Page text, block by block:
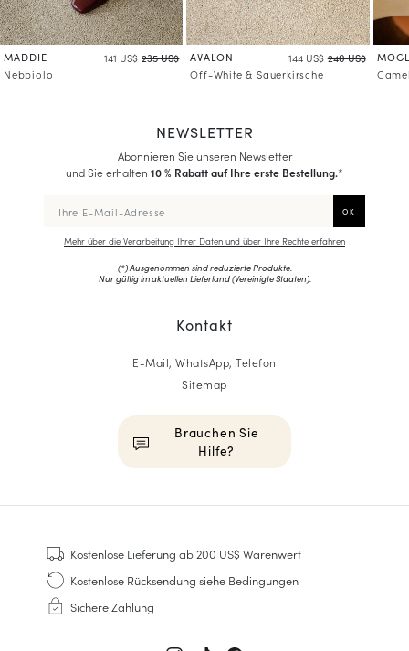
MADDIE 141 US$ 235 US$
Nebbiolo
AVALON 144 US$ 240 US$
Off-White & Sauerkirsche
NEWSLETTER
Abonnieren Sie unseren Newsletter
und Sie erhalten 10 % Rabatt auf Ihre erste Bestellung.*
Mehr über die Verarbeitung Ihrer Daten und über Ihre Rechte erfahren
(*) Ausgenommen sind reduzierte Produkte.
Nur gültig im aktuellen Lieferland (Vereinigte Staaten).
Kontakt
E-Mail, WhatsApp, Telefon
Sitemap
Brauchen Sie
Hilfe?
Sneakers
Goodyear genäht
Derbys & Richelieu
Richelieu-Herrenschuhe
Kostenlose Lieferung ab 200 US$ Warenwert
Kostenlose Rücksendung siehe Bedingungen
Sichere Zahlung